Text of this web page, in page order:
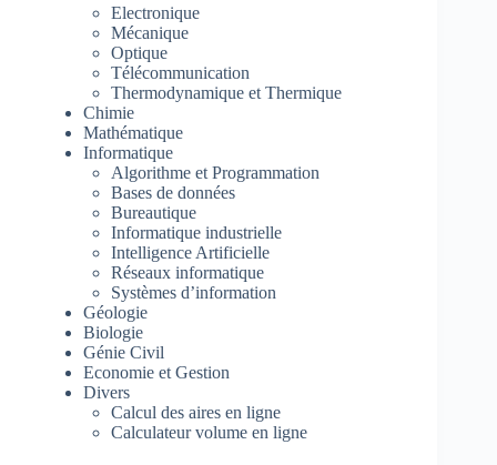
Electronique
Mécanique
Optique
Télécommunication
Thermodynamique et Thermique
Chimie
Mathématique
Informatique
Algorithme et Programmation
Bases de données
Bureautique
Informatique industrielle
Intelligence Artificielle
Réseaux informatique
Systèmes d’information
Géologie
Biologie
Génie Civil
Economie et Gestion
Divers
Calcul des aires en ligne
Calculateur volume en ligne